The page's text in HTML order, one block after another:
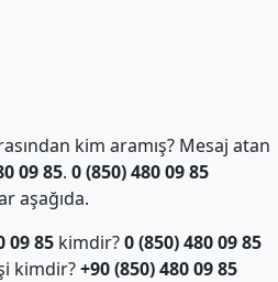
kim aramış? Mesaj atan
09 85. 0 (850) 480 09 85
aşağıda.
09 85kimdir?0 (850) 480 09 85
kimdir?+90 (850) 480 09 85